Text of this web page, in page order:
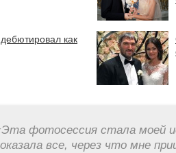
как
Эта фотосессия стала моей
все, через что мне